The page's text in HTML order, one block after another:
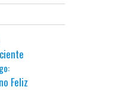
Feliz